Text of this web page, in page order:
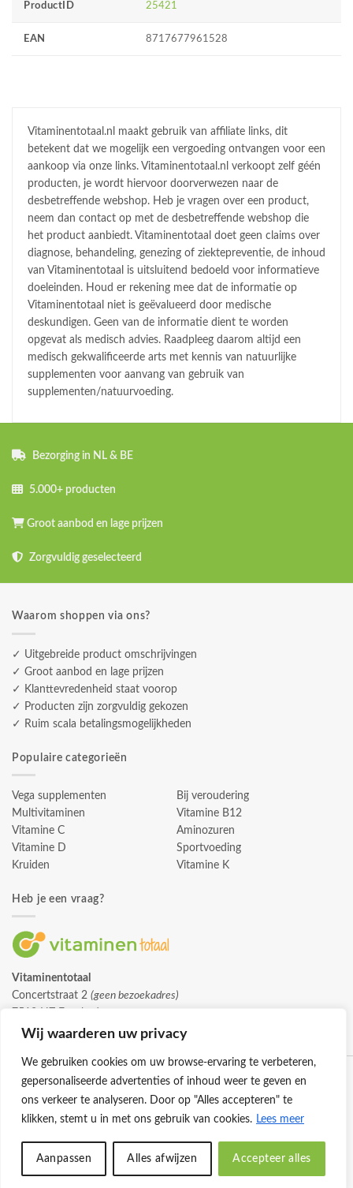
Wij waarderen uw privacy
We gebruiken cookies om uw browse-ervaring te verbeteren,
gepersonaliseerde advertenties of inhoud weer te geven en
ons verkeer te analyseren. Door op "Alles accepteren" te
klikken, stemt u in met ons gebruik van cookies. Lees meer
Aanpassen Alles afwijzen Accepteer alles
ProductID 25421
EAN 8717677961528
Vitaminentotaal.nl maakt gebruik van affiliate links, dit
betekent dat we mogelijk een vergoeding ontvangen voor een
aankoop via onze links. Vitaminentotaal.nl verkoopt zelf géén
producten, je wordt hiervoor doorverwezen naar de
desbetreffende webshop. Heb je vragen over een product,
neem dan contact op met de desbetreffende webshop die
het product aanbiedt. Vitaminentotaal doet geen claims over
diagnose, behandeling, genezing of ziektepreventie, de inhoud
van Vitaminentotaal is uitsluitend bedoeld voor informatieve
doeleinden. Houd er rekening mee dat de informatie op
Vitaminentotaal niet is geëvalueerd door medische
deskundigen. Geen van de informatie dient te worden
opgevat als medisch advies. Raadpleeg daarom altijd een
medisch gekwalificeerde arts met kennis van natuurlijke
supplementen voor aanvang van gebruik van
supplementen/natuurvoeding.
Bezorging in NL & BE
5.000+ producten
Groot aanbod en lage prijzen
Zorgvuldig geselecteerd
Waarom shoppen via ons?
✓ Uitgebreide product omschrijvingen
✓ Groot aanbod en lage prijzen
✓ Klanttevredenheid staat voorop
✓ Producten zijn zorgvuldig gekozen
✓ Ruim scala betalingsmogelijkheden
Populaire categorieën
Vega supplementen
Multivitaminen
Vitamine C
Vitamine D
Kruiden
Bij veroudering
Vitamine B12
Aminozuren
Sportvoeding
Vitamine K
Heb je een vraag?
Vitaminentotaal
Concertstraat 2 (geen bezoekadres)
info@vitaminentotaal.nl
© 2026 -Vitaminentotaal.nl